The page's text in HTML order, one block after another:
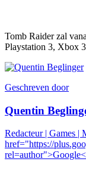
Tomb Raider zal
Playstation 3, Xbox
Geschreven door
Quentin
Redacteur | Games |
href="https://